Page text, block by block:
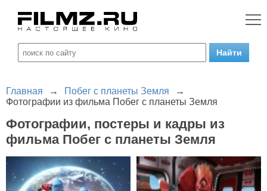
Главная → Побег с планеты Земля
→
Фотографии из фильма Побег с планеты Земля
Фотографии, постеры и кадры из
фильма Побег с планеты Земля